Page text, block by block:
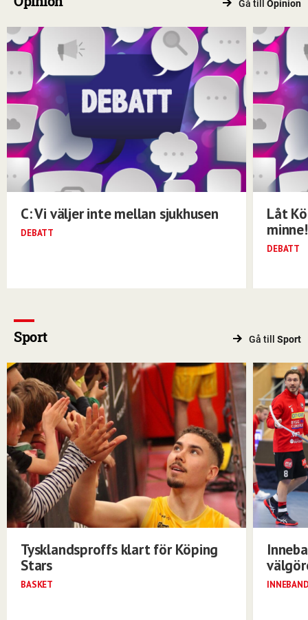
Gå till Opinion
C: Vi väljer inte mellan sjukhusen
DEBATT
Låt
minne!
DEBATT
Sport Gå till Sport
Tysklandsproffs klart för Köping
Stars
BASKET